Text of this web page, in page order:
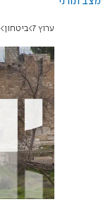
ערוץ 7 ביטחון